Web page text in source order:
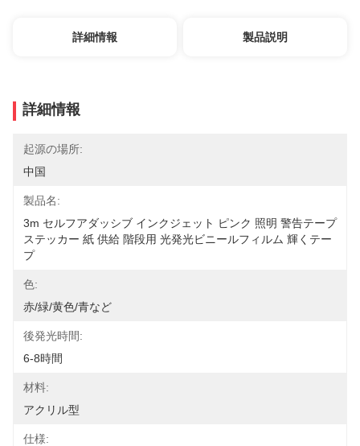
詳細情報 製品説明
詳細情報
起源の場所:
中国
製品名:
3m セルフアダッシブ インクジェット ピンク 照明 警告テープ
ステッカー 紙 供給 階段用 光発光ビニールフィルム 輝くテー
プ
色:
赤/緑/黄色/青など
後発光時間:
6-8時間
材料:
アクリル型
仕様: